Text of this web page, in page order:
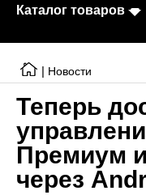
Каталог товаров
| Новости
Теперь
Премиум
через